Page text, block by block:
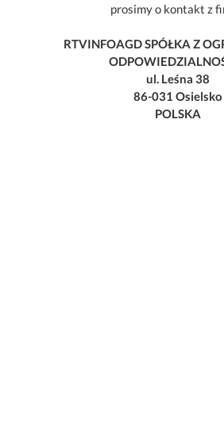
prosimy o kontakt z
RTVINFOAGD SPÓŁKA Z
ul. Leśna 38
86-031 Osielsko
POLSKA